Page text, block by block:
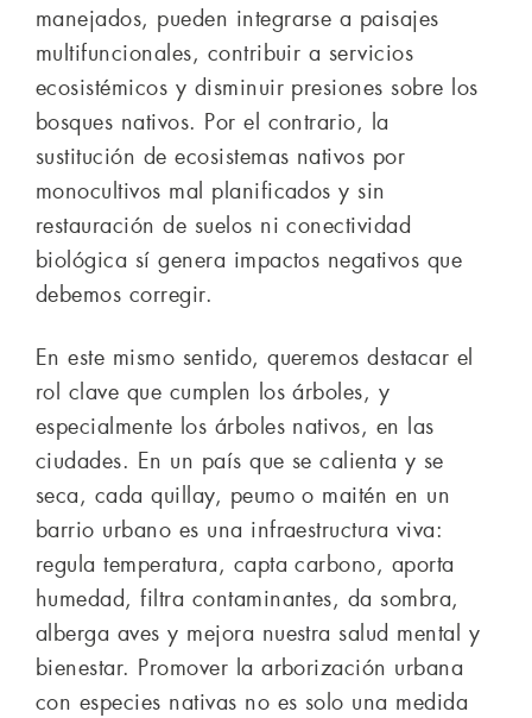
manejados, pueden integrarse a paisajes
multifuncionales, contribuir a servicios
ecosistémicos y disminuir presiones sobre los
bosques nativos. Por el contrario, la
sustitución de ecosistemas nativos por
monocultivos mal planificados y sin
restauración de suelos ni conectividad
biológica sí genera impactos negativos que
debemos corregir.
En este mismo sentido, queremos destacar el
rol clave que cumplen los árboles, y
especialmente los árboles nativos, en las
ciudades. En un país que se calienta y se
seca, cada quillay, peumo o maitén en un
barrio urbano es una infraestructura viva:
regula temperatura, capta carbono, aporta
humedad, filtra contaminantes, da sombra,
alberga aves y mejora nuestra salud mental y
bienestar. Promover la arborización urbana
con especies nativas no es solo una medida